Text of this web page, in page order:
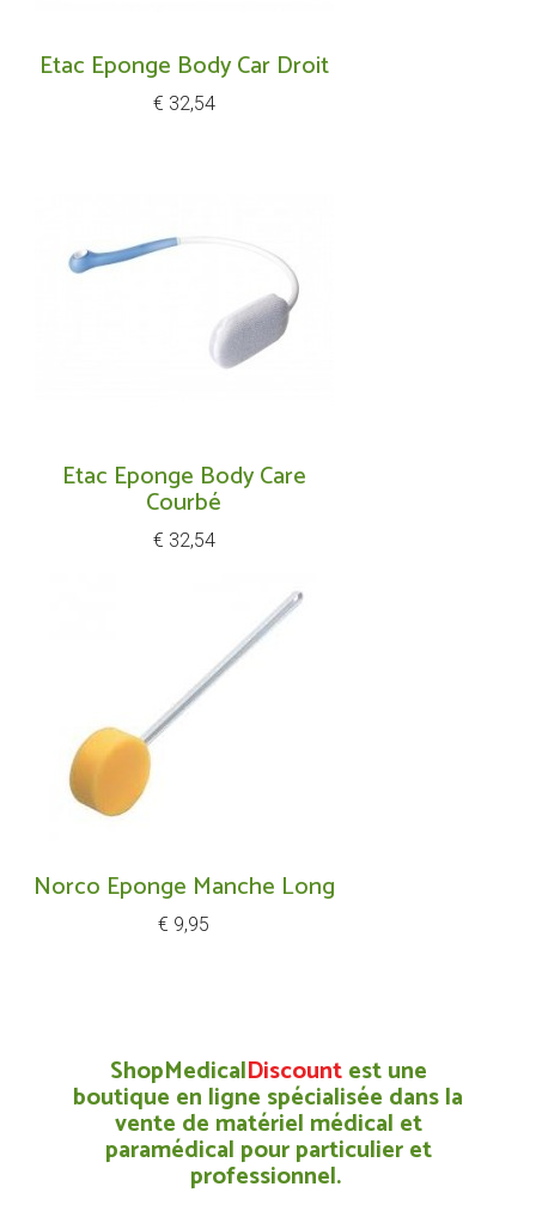
Etac Eponge Body Car Droit
Prijs
€ 32,54
Etac Eponge Body Care
Courbé
Prijs
€ 32,54
Norco Eponge Manche Long
Prijs
€ 9,95
ShopMedicalDiscountest une
boutique en ligne spécialisée dans la
vente de matériel médical et
paramédical pour particulier et
professionnel.